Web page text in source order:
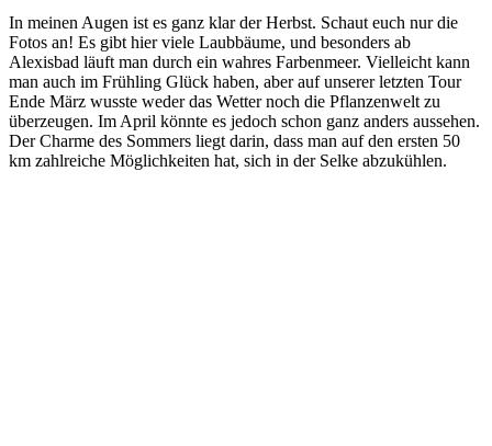
In meinen Augen ist es ganz klar der Herbst. Schaut euch nur die
Fotos an! Es gibt hier viele Laubbäume, und besonders ab
Alexisbad läuft man durch ein wahres Farbenmeer. Vielleicht kann
man auch im Frühling Glück haben, aber auf unserer letzten Tour
Ende März wusste weder das Wetter noch die Pflanzenwelt zu
überzeugen. Im April könnte es jedoch schon ganz anders aussehen.
Der Charme des Sommers liegt darin, dass man auf den ersten 50
km zahlreiche Möglichkeiten hat, sich in der Selke abzukühlen.